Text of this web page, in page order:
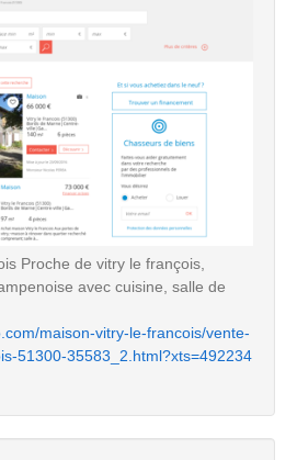
Proche de vitry le françois,
avec cuisine, salle de
maison-vitry-le-francois/vente-
51300-35583_2.html?xts=492234